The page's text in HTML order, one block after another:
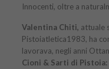
Innocenti, oltre a
Valentina Chiti, attuale
Pistoiatletica1983, ha
lavorava, negli anni
Cioni & Sarti di Pistoia: